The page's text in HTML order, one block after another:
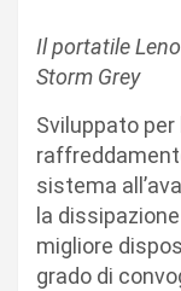
Il portatile
Storm Grey
Sviluppato per
sistema
la
migliore
grado di